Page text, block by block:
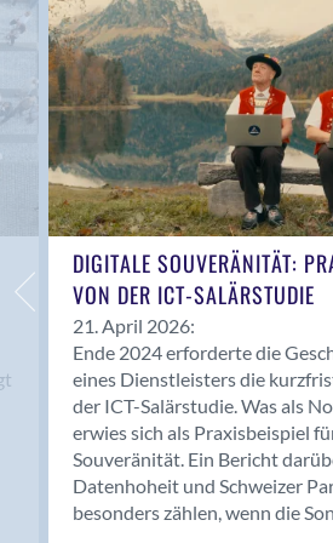
Anwil
Appenzell
Au SG
Baar
Baden
Balsthal
Balzers
Basel
Bassersdorf
Belp
Bendern
Benken (SG)
Bergdietikon
Berlin
Bern
Bern - Liebefeld
DIGITALE SOUVERÄNITÄT:
VON DER ICT-SALÄRSTUDIE
21. April 2026:
Ende 2024 erforderte die
eines Dienstleisters die
der ICT-Salärstudie. Was als
erwies sich als Praxisbeispiel
Souveränität. Ein Bericht
Datenhoheit und Schweizer
besonders zählen, wenn die